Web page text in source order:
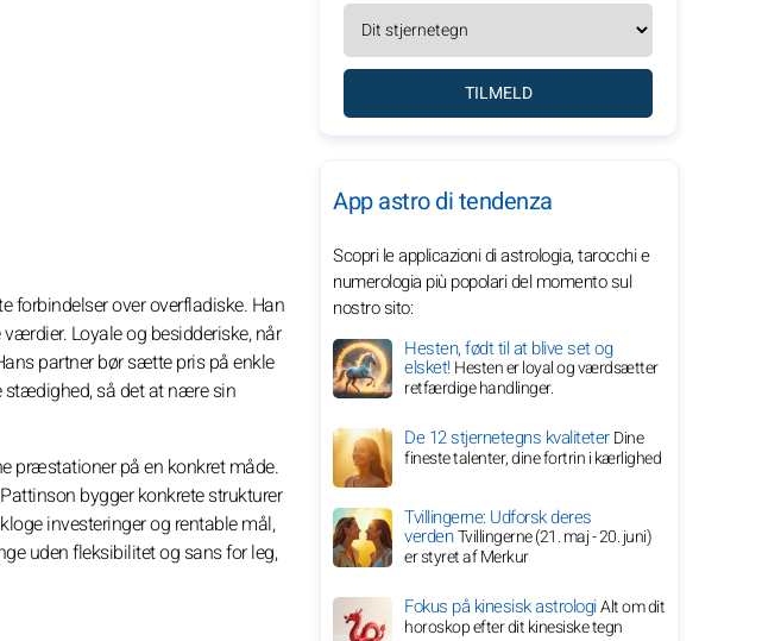
over overfladiske. Han
Loyale og besidderiske, når
partner bør sætte pris på enkle
stædighed, så det at nære sin
præstationer på en konkret måde.
bygger konkrete strukturer
investeringer og rentable mål,
uden fleksibilitet og sans for leg,
TILMELD
App astro di tendenza
Scopri le applicazioni di astrologia, tarocchi e
numerologia più popolari del momento sul
nostro sito:
Hesten, født til at blive set og
elsket!Hesten er loyal og værdsætter
retfærdige handlinger.
De 12 stjernetegns kvaliteterDine
fineste talenter, dine fortrin i kærlighed
Tvillingerne: Udforsk deres
verdenTvillingerne (21. maj - 20. juni)
er styret af Merkur
Fokus på kinesisk astrologiAlt om dit
horoskop efter dit kinesiske tegn